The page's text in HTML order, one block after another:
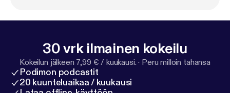
30 vrk ilmainen kokeilu
Kokeilun jälkeen 7,99 € / kuukausi. · Peru milloin tahansa
Podimon podcastit
20 kuunteluaikaa / kuukausi